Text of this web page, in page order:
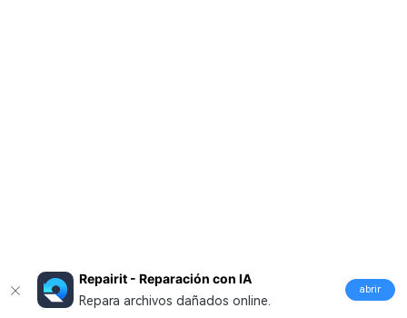
Repairit - Reparación con IA
Repara archivos dañados online.
abrir